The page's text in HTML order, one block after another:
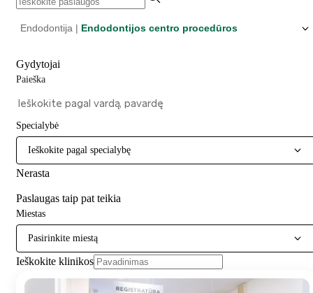
Endodontija | Endodontijos centro procedūros
Gydytojai
Paieška
Specialybė
Ieškokite pagal specialybę
Nerasta
Paslaugas taip pat teikia
Miestas
Pasirinkite miestą
Ieškokite klinikos